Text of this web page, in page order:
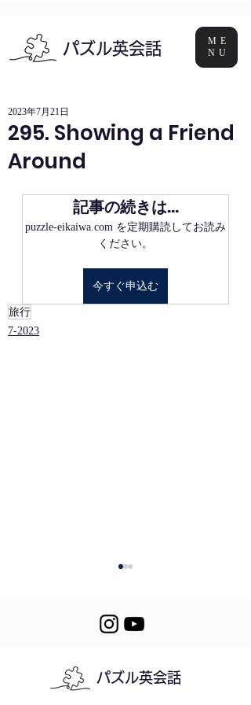
パズル英会話
ME
NU
295. Showing a Friend
Around
2023年7月21日
記事の続きは…
puzzle-eikaiwa.com を定期購読してお読み
ください。
今すぐ申込む
旅行
7-2023
Review 296-298
パズル英会話